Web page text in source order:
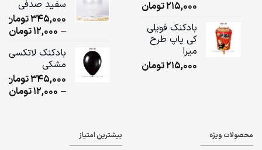
215,000تومان
بادکنک فویلی
کی پاپ طرح
میرا
215,000تومان
سفید صدفی
345,000تومان
–
12,000تومان
بادکنک لاتکسی
مشکی
345,000تومان
–
12,000تومان
محصولات ویژه بیشترین امتیاز